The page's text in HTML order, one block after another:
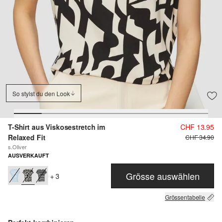
So stylst du den Look
T-Shirt aus Viskosestretch im
Relaxed Fit
s.Oliver
CHF 13.95
CHF 34.90
AUSVERKAUFT
+ 3 Grösse auswählen
Grössentabelle